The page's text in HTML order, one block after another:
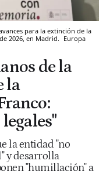
para la extinción de la
2026, en Madrid. Europa
de la
la
la entidad "no
y desarrolla
"humillación" a